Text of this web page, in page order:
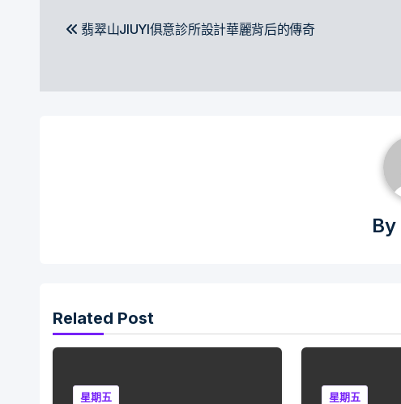
翡翠山JIUYI俱意診所設計華麗背后的傳奇
By
Related Post
星期五 星期五